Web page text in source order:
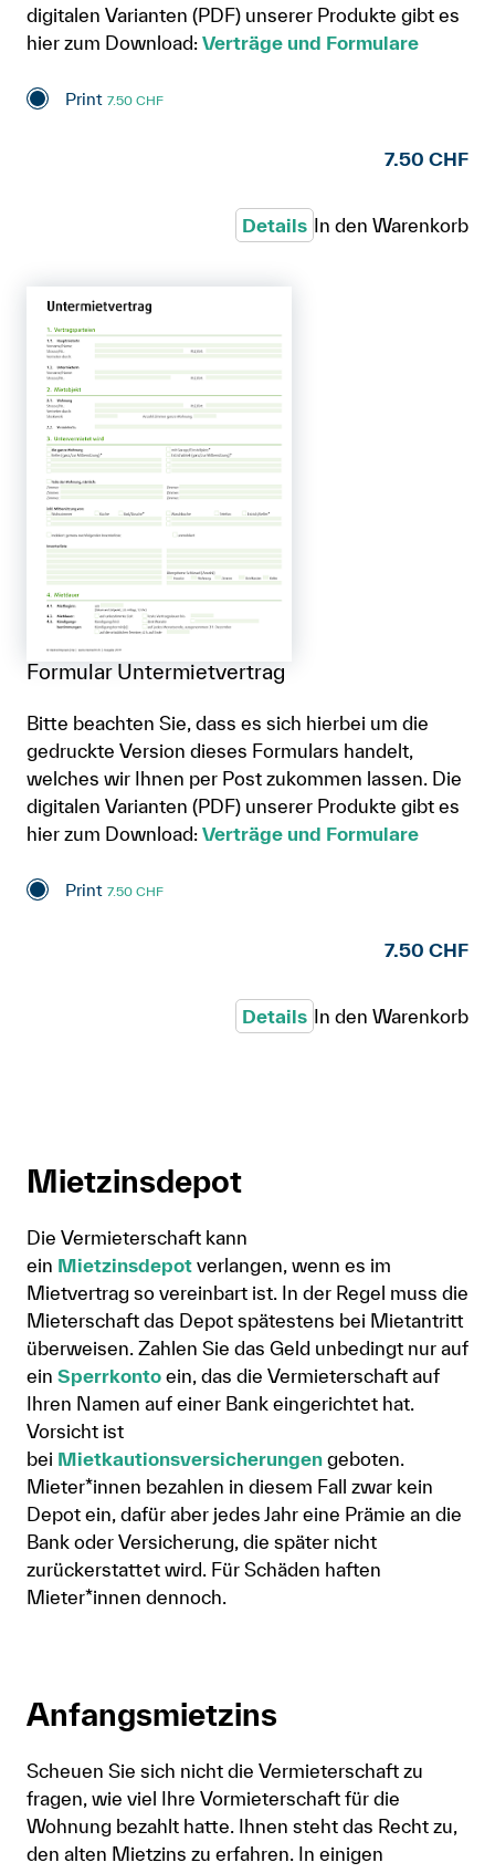
digitalen Varianten (PDF) unserer Produkte gibt es
hier zum Download: Verträge und Formulare
Print 7.50 CHF
7.50 CHF
Details In den Warenkorb
Formular Untermietvertrag
Bitte beachten Sie, dass es sich hierbei um die
gedruckte Version dieses Formulars handelt,
welches wir Ihnen per Post zukommen lassen. Die
digitalen Varianten (PDF) unserer Produkte gibt es
hier zum Download: Verträge und Formulare
Print 7.50 CHF
7.50 CHF
Details In den Warenkorb
Mietzinsdepot
Die Vermieterschaft kann
ein Mietzinsdepot verlangen, wenn es im
Mietvertrag so vereinbart ist. In der Regel muss die
Mieterschaft das Depot spätestens bei Mietantritt
überweisen. Zahlen Sie das Geld unbedingt nur auf
ein Sperrkonto ein, das die Vermieterschaft auf
Ihren Namen auf einer Bank eingerichtet hat.
Vorsicht ist
bei Mietkautionsversicherungen geboten.
Mieter*innen bezahlen in diesem Fall zwar kein
Depot ein, dafür aber jedes Jahr eine Prämie an die
Bank oder Versicherung, die später nicht
zurückerstattet wird. Für Schäden haften
Mieter*innen dennoch.
Anfangsmietzins
Scheuen Sie sich nicht die Vermieterschaft zu
fragen, wie viel Ihre Vormieterschaft für die
Wohnung bezahlt hatte. Ihnen steht das Recht zu,
den alten Mietzins zu erfahren. In einigen